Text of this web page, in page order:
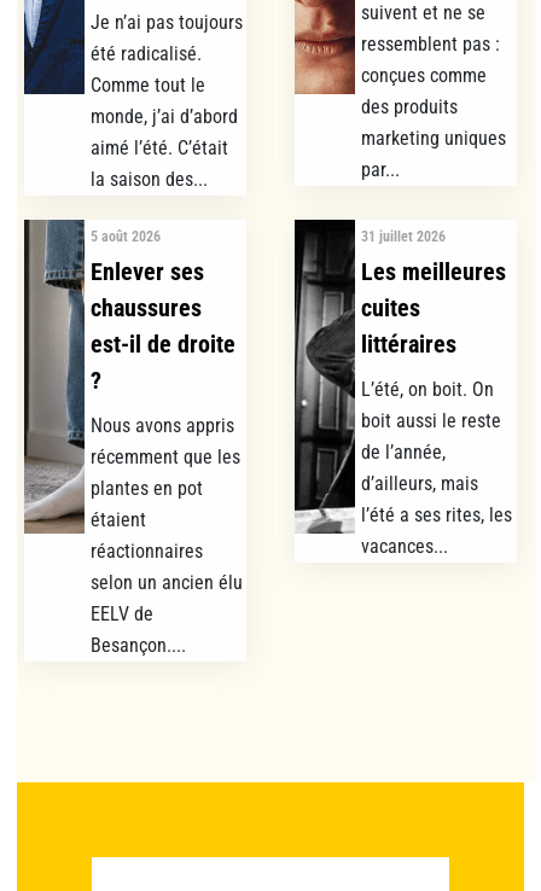
Je n’ai pas toujours
été radicalisé.
Comme tout le
monde, j’ai d’abord
aimé l’été. C’était
la saison des...
suivent et ne se
ressemblent pas :
conçues comme
des produits
marketing uniques
par...
5 août 2026
Enlever ses
chaussures
est-il de droite
?
Nous avons appris
récemment que les
plantes en pot
étaient
réactionnaires
selon un ancien élu
EELV de
Besançon....
31 juillet 2026
Les meilleures
cuites
littéraires
L’été, on boit. On
boit aussi le reste
de l’année,
d’ailleurs, mais
l’été a ses rites, les
vacances...